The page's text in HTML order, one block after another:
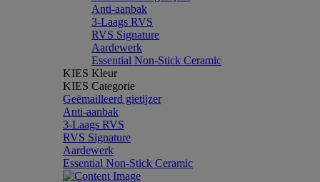
Anti-aanbak
3-Laags RVS
RVS Signature
Aardewerk
Essential Non-Stick Ceramic
KIES Kleur
KIES Categorie
Geëmailleerd gietijzer
Anti-aanbak
3-Laags RVS
RVS Signature
Aardewerk
Essential Non-Stick Ceramic